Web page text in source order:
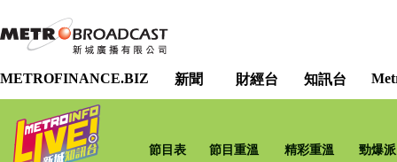
METROFINANCE.BIZ 新聞 財經台 知訊台
節目表 節目重溫 精彩重溫 勁爆